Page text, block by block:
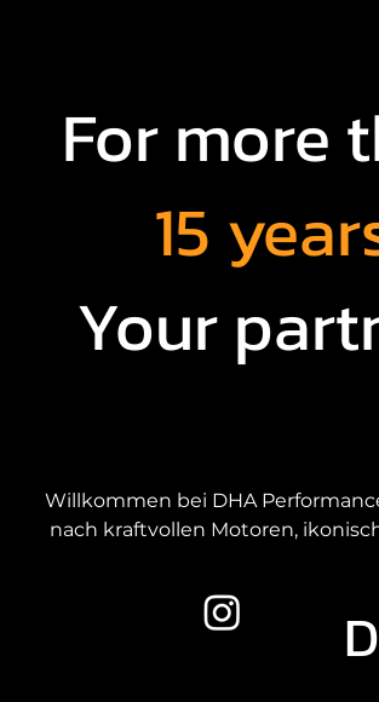
For more
15
Your
Willkommen bei DHA
nach kraftvollen Motoren,
Unsere Kunden kommen gezielt